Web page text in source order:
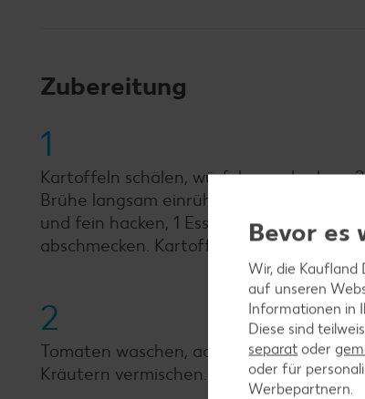
Zubereitung
1
Kartoffeln schälen, würfeln, gar kochen.
Brühe langsam einrühren. Unter
und fein hacken, 1 Esslöffel zur Seite
abschmecken. Kartoffeln mit 1 Esslöffel
2
Tomaten waschen, achteln, Stielansatz
Kräutern vermischen.
Bevor es
Wir, die Kaufland
auf unseren
Informationen in
Diese sind
separat oder
oder für
Werbepartnern.